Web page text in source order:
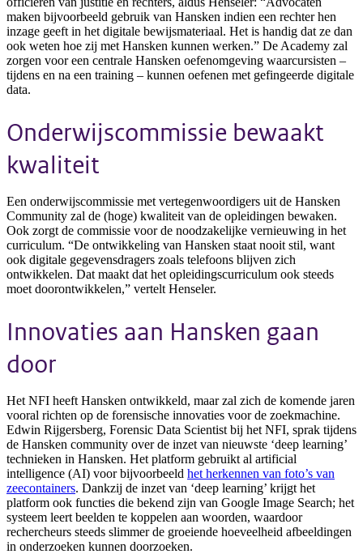
maken bijvoorbeeld gebruik van Hansken indien een rechter hen
inzage geeft in het digitale bewijsmateriaal. Het is handig dat ze dan
ook weten hoe zij met Hansken kunnen werken.” De Academy zal
zorgen voor een centrale Hansken oefenomgeving waarcursisten –
tijdens en na een training – kunnen oefenen met gefingeerde digitale
data.
Onderwijscommissie bewaakt
kwaliteit
Een onderwijscommissie met vertegenwoordigers uit de Hansken
Community zal de (hoge) kwaliteit van de opleidingen bewaken.
Ook zorgt de commissie voor de noodzakelijke vernieuwing in het
curriculum. “De ontwikkeling van Hansken staat nooit stil, want
ook digitale gegevensdragers zoals telefoons blijven zich
ontwikkelen. Dat maakt dat het opleidingscurriculum ook steeds
moet doorontwikkelen,” vertelt Henseler.
Innovaties aan Hansken gaan
door
Het NFI heeft Hansken ontwikkeld, maar zal zich de komende jaren
vooral richten op de forensische innovaties voor de zoekmachine.
Edwin Rijgersberg, Forensic Data Scientist bij het NFI, sprak tijdens
de Hansken community over de inzet van nieuwste ‘deep learning’
technieken in Hansken. Het platform gebruikt al artificial
intelligence (AI) voor bijvoorbeeld het herkennen van foto’s van
zeecontainers. Dankzij de inzet van ‘deep learning’ krijgt het
platform ook functies die bekend zijn van Google Image Search; het
systeem leert beelden te koppelen aan woorden, waardoor
rechercheurs steeds slimmer de groeiende hoeveelheid afbeeldingen
in onderzoeken kunnen doorzoeken.